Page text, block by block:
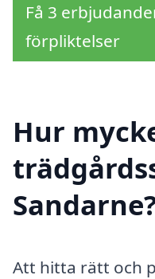
Få 3
förpliktelser
Hur
Att hitta rätt och